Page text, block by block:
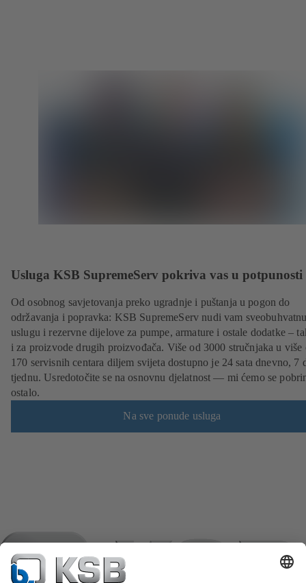
Usluga KSB SupremeServ pokriva vas u potpunosti
Od osobnog savjetovanja preko ugradnje i puštanja u pogon do
održavanja i popravka: KSB SupremeServ nudi vam
uslugu i rezervne dijelove za pumpe, armature i ostale dodatke –
i za proizvode drugih proizvođača. Više od 3000 stručnjaka u više
170 servisnih centara diljem svijeta dostupno je 24 sata dnevno, 7
tjednu. Usredotočite se na osnovnu djelatnost — mi ćemo se
ostalo.
Na sve ponude usluga